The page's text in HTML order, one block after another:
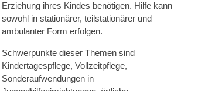
Erziehung ihres Kindes benötigen. Hilfe kann
sowohl in stationärer, teilstationärer und
ambulanter Form erfolgen.
Schwerpunkte dieser Themen sind
Kindertagespflege, Vollzeitpflege,
Sonderaufwendungen in